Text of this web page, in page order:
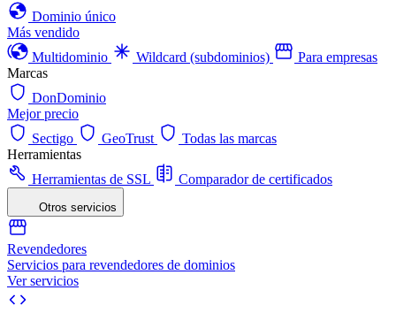
Dominio único
Más vendido
Multidominio
Wildcard (subdominios)
Para empresas
Marcas
DonDominio
Mejor precio
Sectigo
GeoTrust
Todas las marcas
Herramientas
Herramientas de SSL
Comparador de certificados
Otros servicios
Revendedores
Servicios para revendedores de dominios
Ver servicios